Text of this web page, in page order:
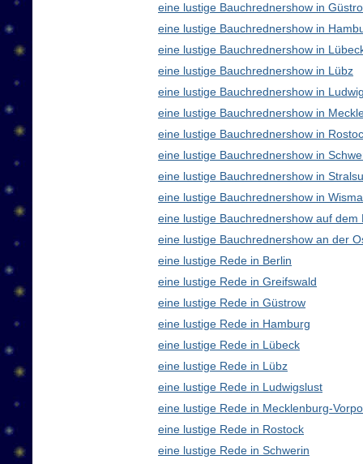
eine lustige Bauchrednershow in
eine lustige Bauchrednershow in
eine lustige Bauchrednershow in
eine lustige Bauchrednershow in Lübz
eine lustige Bauchrednershow in
eine lustige Bauchrednershow in
eine lustige Bauchrednershow in
eine lustige Bauchrednershow in
eine lustige Bauchrednershow in
eine lustige Bauchrednershow in
eine lustige Bauchrednershow auf dem
eine lustige Bauchrednershow an der
eine lustige Rede in Berlin
eine lustige Rede in Greifswald
eine lustige Rede in Güstrow
eine lustige Rede in Hamburg
eine lustige Rede in Lübeck
eine lustige Rede in Lübz
eine lustige Rede in Ludwigslust
eine lustige Rede in Mecklenburg-
eine lustige Rede in Rostock
eine lustige Rede in Schwerin